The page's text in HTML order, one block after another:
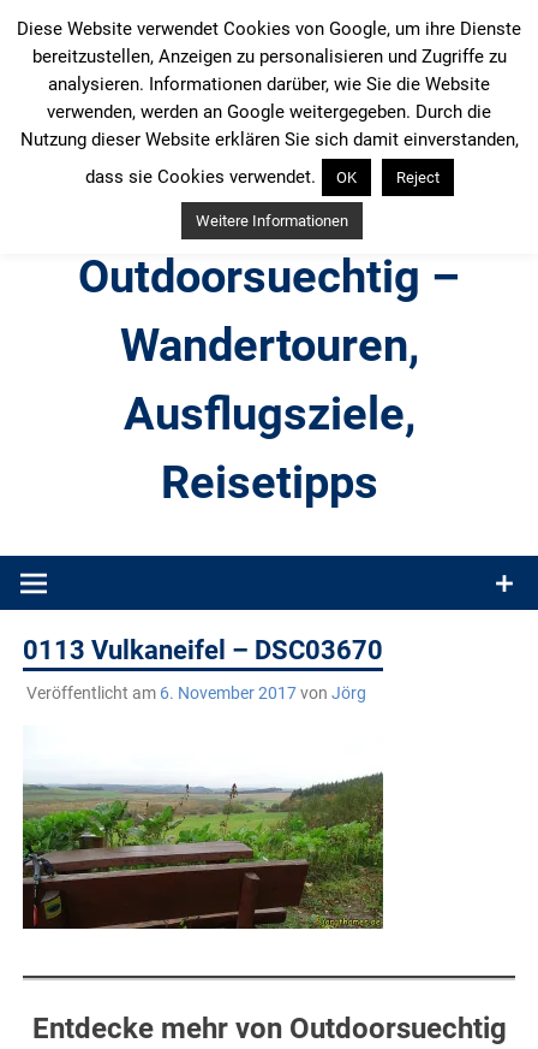
Inhalt
springen
Outdoorsuechtig –
Wandertouren,
Ausflugsziele,
Reisetipps
Produkttests und Buchrezensionen. Ein Blog für alle, die gern
0113 Vulkaneifel – DSC03670
Veröffentlicht am 6. November 2017von Jörg
Entdecke mehr von Outdoorsuechtig
Diese Website verwendet Cookies von Google, um ihre Dienste
bereitzustellen, Anzeigen zu personalisieren und Zugriffe zu
analysieren. Informationen darüber, wie Sie die Website
verwenden, werden an Google weitergegeben. Durch die
Nutzung dieser Website erklären Sie sich damit einverstanden,
dass sie Cookies verwendet.
OK Reject
Weitere Informationen